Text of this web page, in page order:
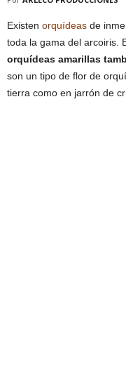
Existen orquídeas de
toda la gama del arcoiris.
orquídeas amarillas
son un tipo de flor de
tierra como en jarrón de